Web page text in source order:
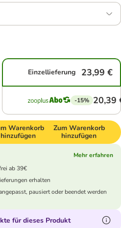
Einzellieferung 23,99 €
-15% 20,39
Warenkorb
hinzufügen
Zum Warenkorb
hinzufügen
Mehr erfahren
ab 39€
erhalten
pausiert oder beendet werden
für dieses Produkt